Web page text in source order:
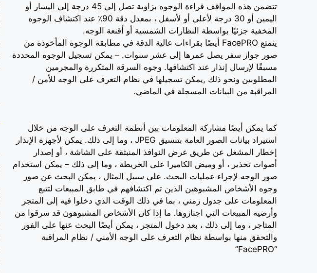
تتضمن هذه المواقف قراءة الوجوه بزاوية تصل إلى 45 درجة إلى اليسار أو
اليمين أو 30 درجة لأعلى أو لأسفل ، بمعدل دقة 90٪ عند اكتشاف الوجوه
المخفية جزئيًا بواسطة النظارات الشمسية أو أقنعة الوجه.
يتمتع FacePRO أيضًا بقراءات عالية الدقة في مطابقة الوجوه المأخوذة من
صور جواز سفر يصل عمرها إلى عشر سنوات. – يمكن تسجيل الوجوه المحددة
مسبقًا لإرسال إنذار عند اكتشافها. وجوه السرقة المتكررة والمجرمين
المطلوبين ونحو ذلك ,يمكن تسجيلها في نظام التعرف على الوجه للأمن /
المراقبة من البيانات المسجلة في الماضي.
كما يمكن أيضًا مشاركة المعلومات بين أنظمة التعرف على الوجه من خلال
استيراد بيانات الصور العامة بتنسيق JPEG ، وما إلى ذلك. يمكن لأجهزة الإنذار
إخطار المشغل عن طريق عرض النوافذ المنبثقة على الشاشة ، أو إصدار
أصوات تحذير ، أو وميض الكاميرا على الخريطة ، وما إلى ذلك – يمكن استخدام
صور الوجه لإجراء عمليات البحث. على سبيل المثال ، يمكن البحث عن صور
وجوه الأشخاص المشبوهين الذين تم اكتشافهم في طابق المبيعات لتتبع
المعلومات على جدول زمني ، بما في ذلك الوقت الذي دخلوا فيه إلى المتجر
وأرضية المبيعات التي اجتازوها. ما إذا كان الأشخاص المشبوهون قد سرقوا من
المتاجر ، وما إلى ذلك ، بعد دخول المتجر ، يمكن أيضًا البحث عنها على الفور
والتحقق منها بواسطة نظام التعرف على الوجه الأمني ​​/ نظام المراقبة
“FacePRO”